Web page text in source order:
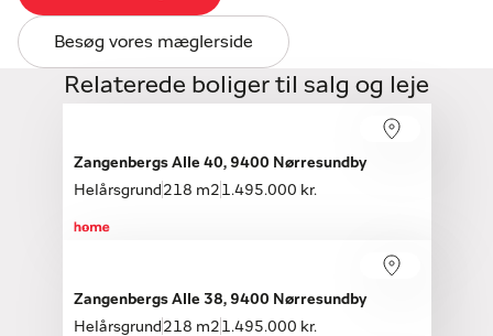
Besøg vores mæglerside
Relaterede boliger til salg og leje
Søndag 16.08, kl. 12.00-16.00
Zangenbergs Alle 40, 9400 Nørresundby
Helårsgrund 218 m2 1.495.000 kr.
Søndag 16.08, kl. 12.00-16.00
Zangenbergs Alle 38, 9400 Nørresundby
Helårsgrund 218 m2 1.495.000 kr.